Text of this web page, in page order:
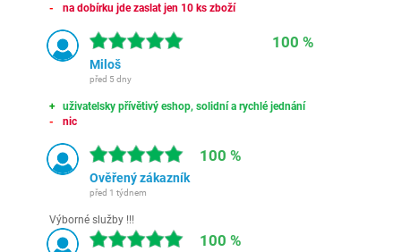
na dobírku jde zaslat jen 10 ks zboží
100 %
Miloš
před 5 dny
uživatelsky přívětivý eshop, solidní a rychlé jednání
nic
100 %
Ověřený zákazník
před 1 týdnem
Výborné služby !!!
100 %